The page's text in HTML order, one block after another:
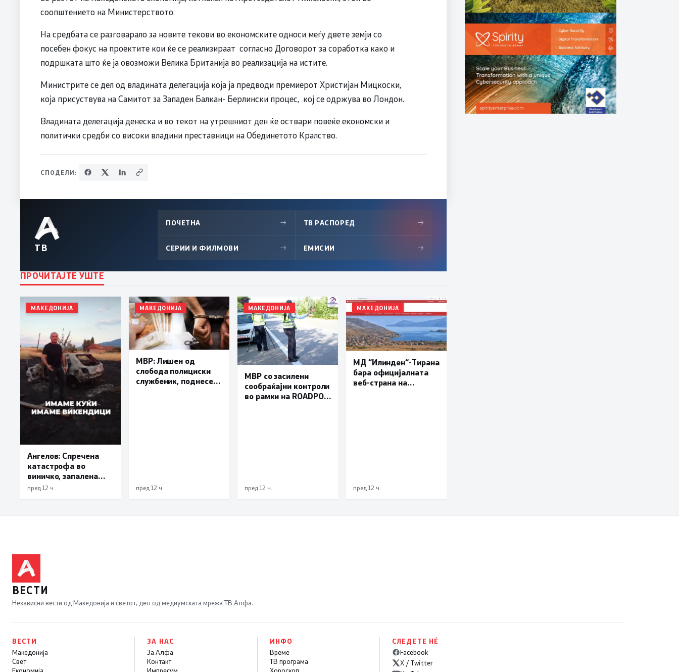
соопштението на Министерството.
На средбата се разговарало за новите текови во економските односи меѓу двете земји со
посебен фокус на проектите кои ќе се реализираат согласно Договорот за соработка како и
подршката што ќе ја овозможи Велика Британија во реализација на истите.
Министрите се дел од владината делегација која ја предводи премиерот Христијан Мицкоски,
која присуствува на Самитот за Западен Балкан- Берлински процес, кој се одржува во Лондон.
Владината делегација денеска и во текот на утрешниот ден ќе оствари повеќе економски и
политички средби со високи владини преставници на Обединетото Кралство.
СПОДЕЛИ:
ТВ
ПОЧЕТНА → ТВ РАСПОРЕД →
СЕРИИ И ФИЛМОВИ → ЕМИСИИ →
ПРОЧИТАЈТЕ УШТЕ
МАКЕДОНИЈА
Ангелов: Спречена
катастрофа во
виничко, запалена
трева при сечење со
пред 12 ч.
МАКЕДОНИЈА
МВР: Лишен од
слобода полициски
службеник, поднесена
пред 12 ч.
МАКЕДОНИЈА
МВР со засилени
сообраќајни контроли
во рамки на ROADPOL:
пред 12 ч.
МАКЕДОНИЈА
МД “Илинден“-Тирана
бара официјалната
веб-страна на
пред 12 ч.
ВЕСТИ
Независни вести од Македонија и светот, дел од медиумската мрежа ТВ Алфа.
ВЕСТИ
Македонија
Свет
ЗА НАС
За Алфа
Контакт
ИНФО
Време
ТВ програма
СЛЕДЕТЕ НÉ
Facebook
X / Twitter